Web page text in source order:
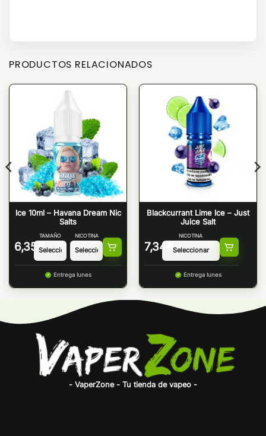
PRODUCTOS RELACIONADOS
Ice 10ml – Havana Dream Nic
Salts
6,35 €
TAMAÑO NICOTINA
Entrega lunes
Blackcurrant Lime Ice – Just
Juice Salt
7,34 €
NICOTINA
Entrega lunes
- VaperZone - Tu tienda de vapeo -